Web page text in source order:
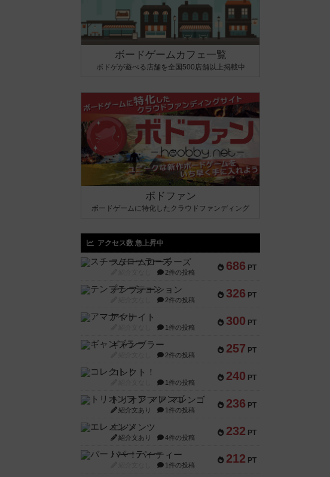
ボードゲームカフェ一覧
ボドゲが遊べる店舗を全国500店舗以上掲載中
ボドファン
ボードゲームに特化したクラウドファンディング
アクセス数 急上昇中
686 PT
スチームローラーズ
2件の投稿
326 PT
テンプテーション
2件の投稿
300 PT
アマナイト
1件の投稿
257 PT
ギャンブラー
2件の投稿
240 PT
コレクト！
1件の投稿
236 PT
トリオンフ ア マレンゴ
紹介文あり 1件の投稿
232 PT
エレメンツ
紹介文あり 4件の投稿
212 PT
バー！パーティー
1件の投稿